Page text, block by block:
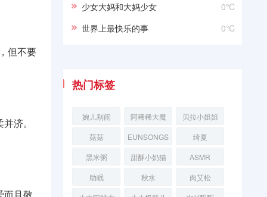
但不要
济。
而且敬
0℃
少女大妈和大妈少女
0℃
世界上最快乐的事
热门标签
婉儿别闹
阿稀稀大魔
王
贝拉小姐姐
菇菇
EUNSONGS
绮夏
黑米粥
甜酥小奶猫
ASMR
助眠
秋水
肉艾松